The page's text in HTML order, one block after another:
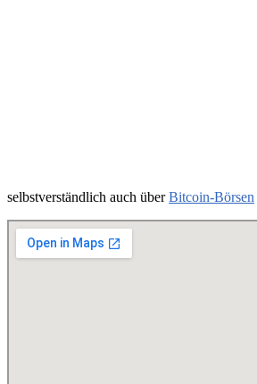
selbstverständlich auch überBitcoin-Börsen